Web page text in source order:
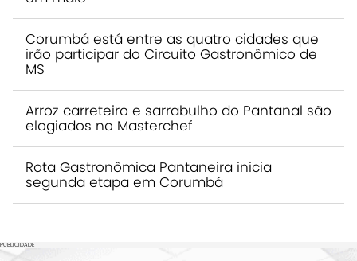
Corumbá está entre as quatro cidades que
irão participar do Circuito Gastronômico de
MS
Arroz carreteiro e sarrabulho do Pantanal são
elogiados no Masterchef
Rota Gastronômica Pantaneira inicia
segunda etapa em Corumbá
PUBLICIDADE